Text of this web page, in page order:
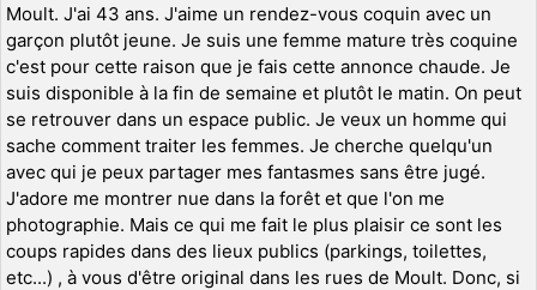
Moult. J'ai 43 ans. J'aime un rendez-vous coquin avec un
garçon plutôt jeune. Je suis une femme mature très coquine
c'est pour cette raison que je fais cette annonce chaude. Je
suis disponible à la fin de semaine et plutôt le matin. On peut
se retrouver dans un espace public. Je veux un homme qui
sache comment traiter les femmes. Je cherche quelqu'un
avec qui je peux partager mes fantasmes sans être jugé.
J'adore me montrer nue dans la forêt et que l'on me
photographie. Mais ce qui me fait le plus plaisir ce sont les
coups rapides dans des lieux publics (parkings, toilettes,
etc...) , à vous d'être original dans les rues de Moult. Donc, si